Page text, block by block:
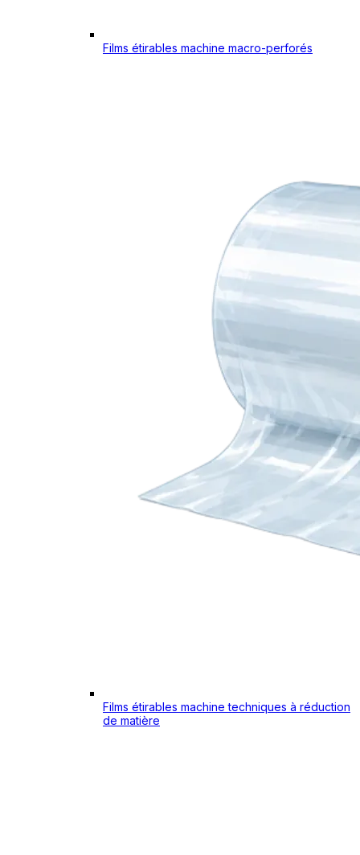
Films étirables machine macro-perforés
Films étirables machine techniques à réduction
de matière